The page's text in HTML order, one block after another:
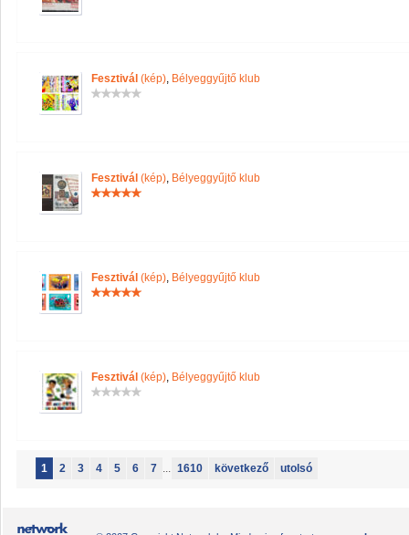
Fesztivál (kép), Bélyeggyűjtő klub
Fesztivál (kép), Bélyeggyűjtő klub
Fesztivál (kép), Bélyeggyűjtő klub
Fesztivál (kép), Bélyeggyűjtő klub
1 2 3 4 5 6 7 ... 1610 következő utolsó